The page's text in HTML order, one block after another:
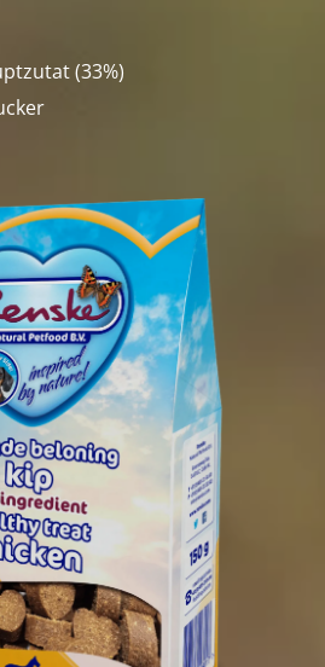
(33%)